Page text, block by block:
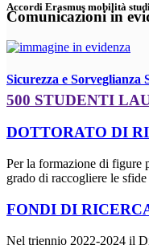
Accordi Erasmus mobilità
Comunicazioni in
Sicurezza e
500 STUDENTI
DOTTORATO DI
Per la formazione di figure
grado di raccogliere le
FONDI DI
Nel triennio 2022-2024 il